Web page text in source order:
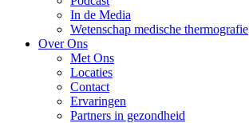
In de Media
Wetenschap medische thermografie
Over Ons
Met Ons
Locaties
Contact
Ervaringen
Partners in gezondheid